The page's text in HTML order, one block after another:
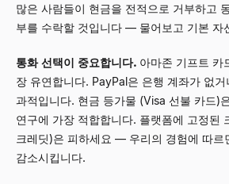
많은 사람들이 현금을 전적으로 거부하고
부를 수락할 것입니다 — 물어보고 기본 자
통화 선택이 중요합니다. 아마존 기프트 카
장 유연합니다. PayPal은 은행 계좌가 없
과적입니다. 현금 등가물 (Visa 선불 카드)
연구에 가장 적합합니다. 플랫폼에 고정된
크레딧)은 피하세요 — 우리의 경험에 따
감소시킵니다.